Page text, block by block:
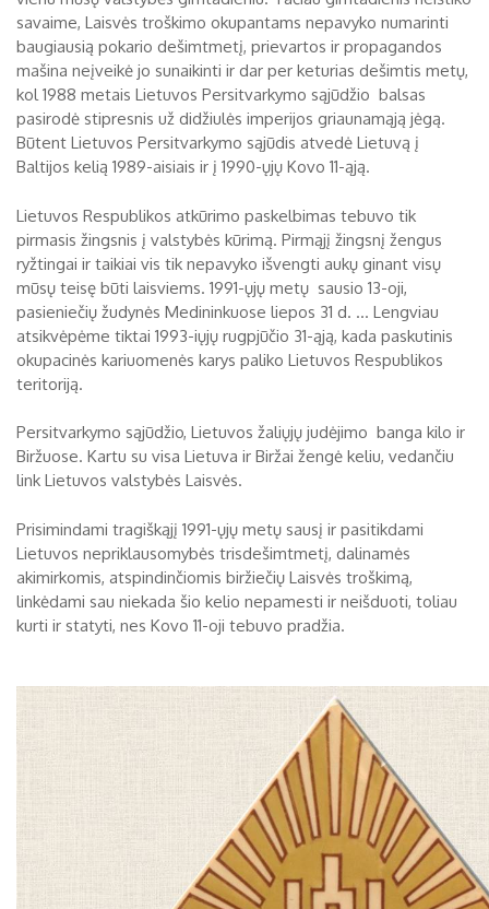
savaime, Laisvės troškimo okupantams nepavyko numarinti
baugiausią pokario dešimtmetį, prievartos ir propagandos
mašina neįveikė jo sunaikinti ir dar per keturias dešimtis metų,
kol 1988 metais Lietuvos Persitvarkymo sąjūdžio balsas
pasirodė stipresnis už didžiulės imperijos griaunamąją jėgą.
Būtent Lietuvos Persitvarkymo sąjūdis atvedė Lietuvą į
Baltijos kelią 1989-aisiais ir į 1990-ųjų Kovo 11-ąją.
Lietuvos Respublikos atkūrimo paskelbimas tebuvo tik
pirmasis žingsnis į valstybės kūrimą. Pirmąjį žingsnį žengus
ryžtingai ir taikiai vis tik nepavyko išvengti aukų ginant visų
mūsų teisę būti laisviems. 1991-ųjų metų sausio 13-oji,
pasieniečių žudynės Medininkuose liepos 31 d. ... Lengviau
atsikvėpėme tiktai 1993-iųjų rugpjūčio 31-ąją, kada paskutinis
okupacinės kariuomenės karys paliko Lietuvos Respublikos
teritoriją.
Persitvarkymo sąjūdžio, Lietuvos žaliųjų judėjimo banga kilo ir
Biržuose. Kartu su visa Lietuva ir Biržai žengė keliu, vedančiu
link Lietuvos valstybės Laisvės.
Prisimindami tragiškąjį 1991-ųjų metų sausį ir pasitikdami
Lietuvos nepriklausomybės trisdešimtmetį, dalinamės
akimirkomis, atspindinčiomis biržiečių Laisvės troškimą,
linkėdami sau niekada šio kelio nepamesti ir neišduoti, toliau
kurti ir statyti, nes Kovo 11-oji tebuvo pradžia.